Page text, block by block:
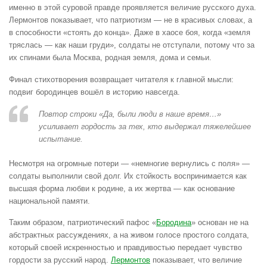
именно в этой суровой правде проявляется величие русского духа.
Лермонтов показывает, что патриотизм — не в красивых словах, а
в способности «стоять до конца». Даже в хаосе боя, когда «земля
тряслась — как наши груди», солдаты не отступали, потому что за
их спинами была Москва, родная земля, дома и семьи.
Финал стихотворения возвращает читателя к главной мысли:
подвиг бородинцев вошёл в историю навсегда.
Повтор строки «Да, были люди в наше время…»
усиливает гордость за тех, кто выдержал тяжелейшее
испытание.
Несмотря на огромные потери — «немногие вернулись с поля» —
солдаты выполнили свой долг. Их стойкость воспринимается как
высшая форма любви к родине, а их жертва — как основание
национальной памяти.
Таким образом, патриотический пафос «Бородина» основан не на
абстрактных рассуждениях, а на живом голосе простого солдата,
который своей искренностью и правдивостью передает чувство
гордости за русский народ. Лермонтов показывает, что величие